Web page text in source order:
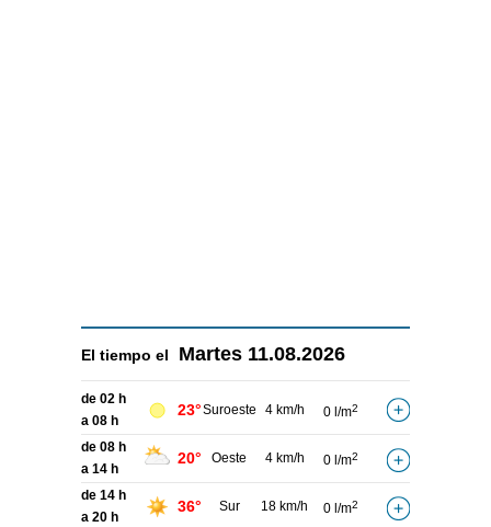
El tiempo el Martes 11.08.2026
de 02 h
a 08 h
23°Suroeste 4 km/h 0 l/m2
de 08 h
a 14 h
20° Oeste 4 km/h 0 l/m2
de 14 h
a 20 h
36° Sur 18 km/h 0 l/m2